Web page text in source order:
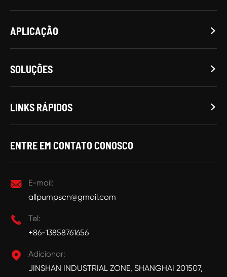
APLICAÇÃO 
SOLUÇÕES 
LINKS RÁPIDOS 
ENTRE EM CONTATO CONOSCO

E-mail:
allpumpscn@gmail.com

Tel:
+86-13858761656

Adicionar:
JINSHAN INDUSTRIAL ZONE, SHANGHAI 201507,